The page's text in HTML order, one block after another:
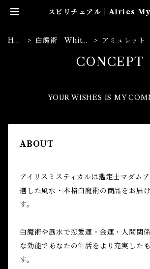
スピリチュアル | Airies
HO
白魔術 White
アミュレッ
CONCEPT
YOUR WISHES IS MY
ABOUT
アイリスミスティカルは鑑定士マダム
選した風水・本格白魔術の商品をお届
す。
白魔術や風水で恋愛運・金運・人間関
な効能であなたの生活をより充実した
す。